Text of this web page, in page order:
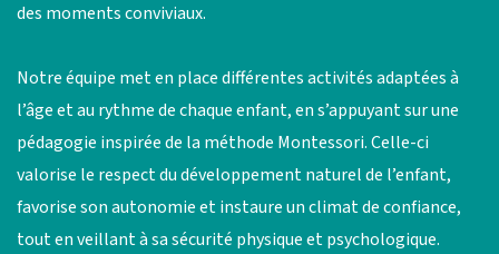
des moments conviviaux.
Notre équipe met en place différentes activités adaptées à
l’âge et au rythme de chaque enfant, en s’appuyant sur une
pédagogie inspirée de la méthode Montessori. Celle-ci
valorise le respect du développement naturel de l’enfant,
favorise son autonomie et instaure un climat de confiance,
tout en veillant à sa sécurité physique et psychologique.